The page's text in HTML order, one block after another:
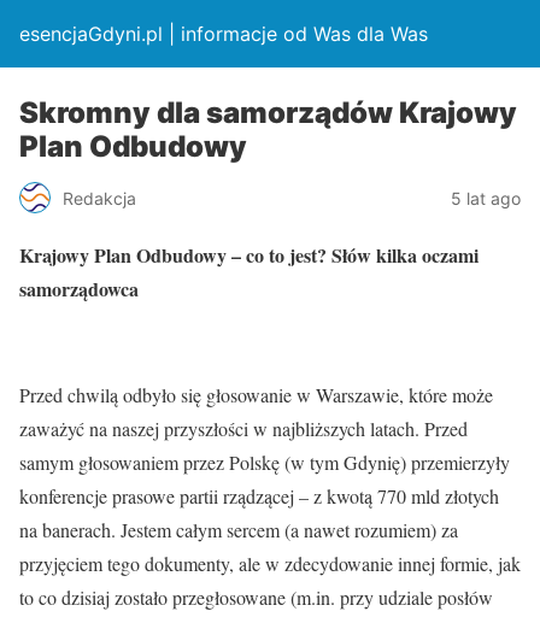
esencjaGdyni.pl | informacje od Was dla Was
Skromny dla samorządów Krajowy
Plan Odbudowy
Redakcja 5 lat ago
Krajowy Plan Odbudowy – co to jest? Słów kilka oczami
samorządowca
Przed chwilą odbyło się głosowanie w Warszawie, które może
zaważyć na naszej przyszłości w najbliższych latach. Przed
samym głosowaniem przez Polskę (w tym Gdynię) przemierzyły
konferencje prasowe partii rządzącej – z kwotą 770 mld złotych
na banerach. Jestem całym sercem (a nawet rozumiem) za
przyjęciem tego dokumenty, ale w zdecydowanie innej formie, jak
to co dzisiaj zostało przegłosowane (m.in. przy udziale posłów